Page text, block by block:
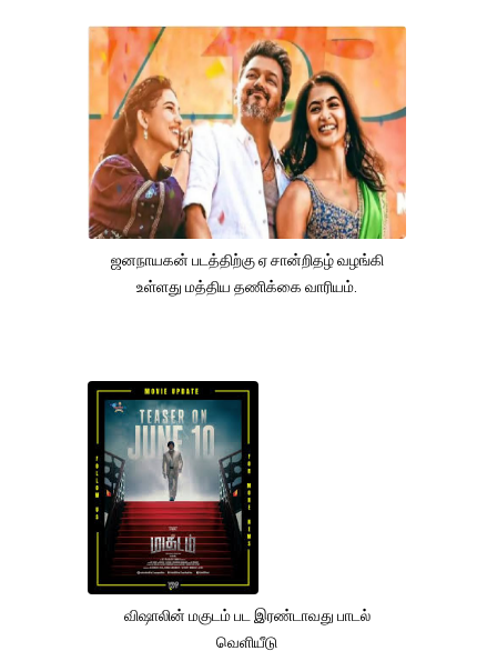
ஜனநாயகன் படத்திற்கு ஏ சான்றிதழ் வழங்கி
உள்ளது மத்திய தணிக்கை வாரியம்.
விஷாலின் மகுடம் பட இரண்டாவது பாடல்
வெளியீடு